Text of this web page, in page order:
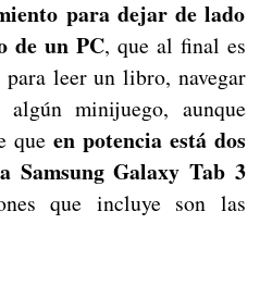
para dejar de lado
de un PC, que al final es
leer un libro, navegar
minijuego, aunque
que en potencia está dos
Samsung Galaxy Tab 3
que incluye son las